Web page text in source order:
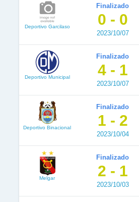
Deportivo Garcilaso
Finalizado
0 - 0
2023/10/07
Deportivo Municipal
Finalizado
4 - 1
2023/10/07
Deportivo Binacional
Finalizado
1 - 2
2023/10/04
Melgar
Finalizado
2 - 1
2023/10/03